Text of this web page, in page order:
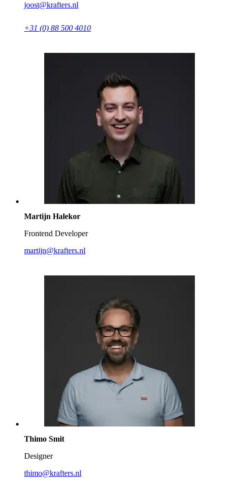
joost@krafters.nl
+31 (0) 88 500 4010
Martijn Halekor
Frontend Developer
martijn@krafters.nl
Thimo Smit
Designer
thimo@krafters.nl